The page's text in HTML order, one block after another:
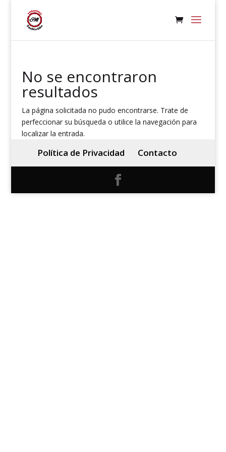
No se encontraron
resultados
La página solicitada no pudo encontrarse. Trate de
perfeccionar su búsqueda o utilice la navegación para
localizar la entrada.
Política de Privacidad Contacto